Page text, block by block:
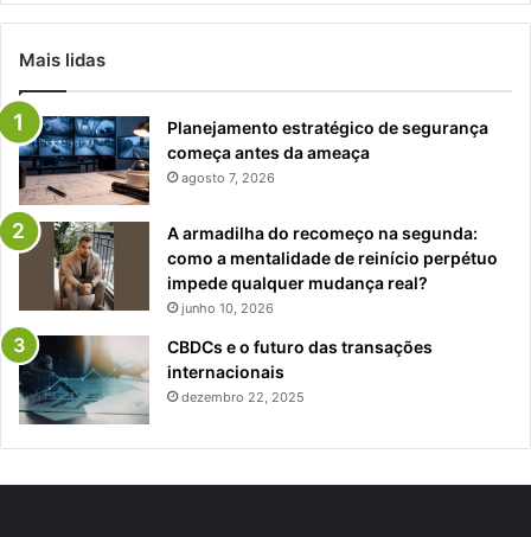
Mais lidas
Planejamento estratégico de segurança
começa antes da ameaça
agosto 7, 2026
A armadilha do recomeço na segunda:
como a mentalidade de reinício perpétuo
impede qualquer mudança real?
junho 10, 2026
CBDCs e o futuro das transações
internacionais
dezembro 22, 2025